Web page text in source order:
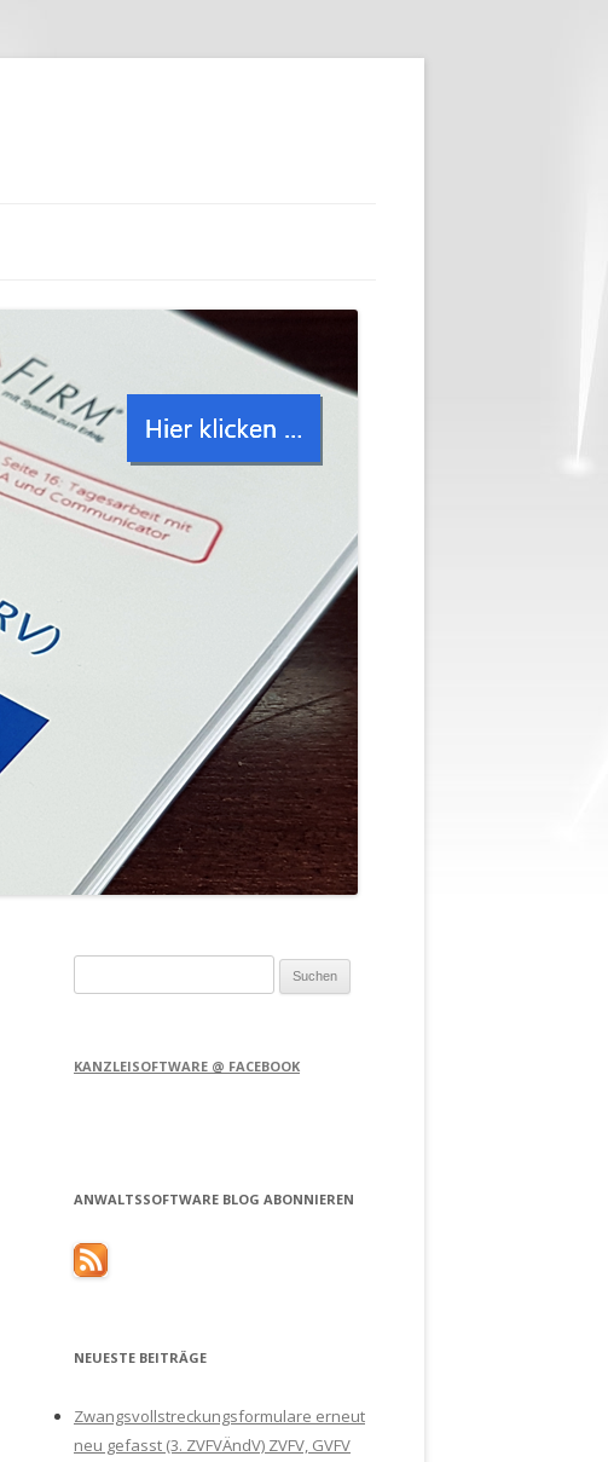
nach:
KANZLEISOFTWARE @ FACEBOOK
ANWALTSSOFTWARE BLOG ABONNIEREN
NEUESTE BEITRÄGE
Zwangsvollstreckungsformulare erneut
neu gefasst (3. ZVFVÄndV) ZVFV, GVFV